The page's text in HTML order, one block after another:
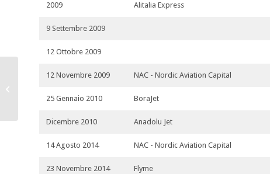
2009 Alitalia Express
9 Settembre 2009
12 Ottobre 2009
12 Novembre 2009 NAC - Nordic Aviation Capital
25 Gennaio 2010 BoraJet
Dicembre 2010 Anadolu Jet
14 Agosto 2014 NAC - Nordic Aviation Capital
23 Novembre 2014 Flyme